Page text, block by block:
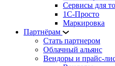
Сервисы для
1С-Просто
Маркировка
Партнёрам
Стать партнером
Облачный альянс
Вендоры и прайс-